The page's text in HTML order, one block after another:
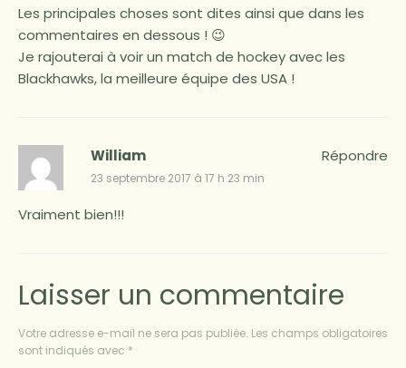
Les principales choses sont dites ainsi que dans les
commentaires en dessous ! 😉
Je rajouterai à voir un match de hockey avec les
Blackhawks, la meilleure équipe des USA !
William
23 septembre 2017 à 17 h 23 min
Vraiment bien!!!
Répondre
Laisser un commentaire
Votre adresse e-mail ne sera pas publiée. Les champs obligatoires
sont indiqués avec *